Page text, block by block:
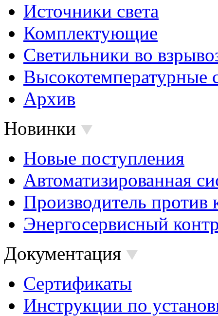
Источники света
Комплектующие
Светильники во
Высокотемпературные
Архив
Новинки
Новые поступления
Автоматизированная
Производитель против
Энергосервисный
Документация
Сертификаты
Инструкции по